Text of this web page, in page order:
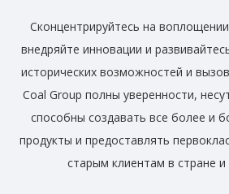
Сконцентрируйтесь на
внедряйте инновации и
исторических возможностей и
Coal Group полны уверенности,
способны создавать все более и
продукты и предоставлять
старым клиентам в стране